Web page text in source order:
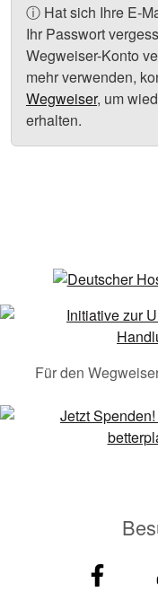
ⓘ Info:
Hat sich Ihre E-
Ihr Passwort
Wegweiser-Konto
mehr verwenden,
Wegweiser, um
erhalten.
Für den